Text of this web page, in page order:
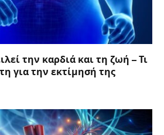
την καρδιά και τη ζωή – Τι
για την εκτίμησή της